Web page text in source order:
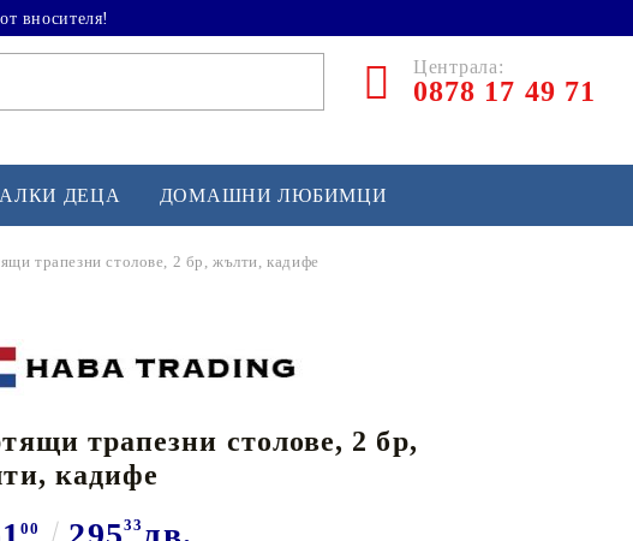
вносителя!
Централа:
0878 17 49 71
Баскетбол
Бейзбол и софтбол
Хокей и лакрос
Основно спортно оборудване
ДЕЦА ДОМАШНИ ЛЮБИМЦИ
трапезни столове, 2 бр, жълти, кадифе
трапезни столове, 2 бр,
кадифе
00 33